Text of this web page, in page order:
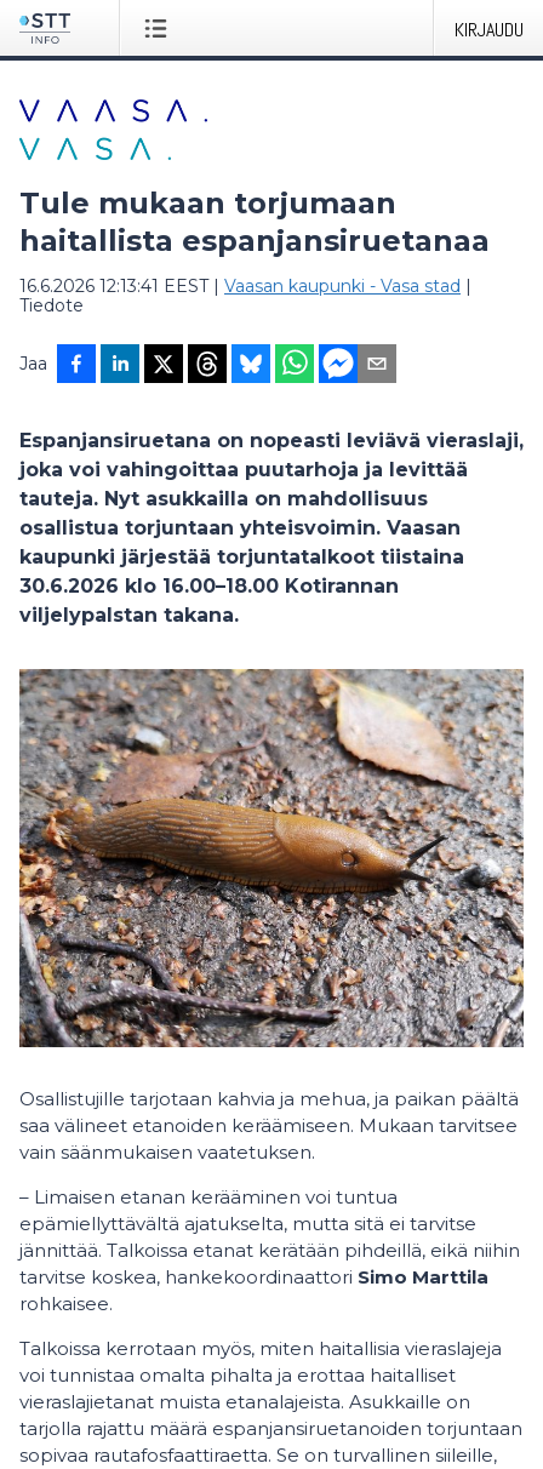
KIRJAUDU
Tule mukaan torjumaan
haitallista espanjansiruetanaa
16.6.2026 12:13:41 EEST| Vaasan kaupunki - Vasa stad |
Tiedote
Jaa
Espanjansiruetana on nopeasti leviävä vieraslaji,
joka voi vahingoittaa puutarhoja ja levittää
tauteja. Nyt asukkailla on mahdollisuus
osallistua torjuntaan yhteisvoimin. Vaasan
kaupunki järjestää torjuntatalkoot tiistaina
30.6.2026 klo 16.00–18.00 Kotirannan
viljelypalstan takana.
Osallistujille tarjotaan kahvia ja mehua, ja paikan päältä
saa välineet etanoiden keräämiseen. Mukaan tarvitsee
vain säänmukaisen vaatetuksen.
– Limaisen etanan kerääminen voi tuntua
epämiellyttävältä ajatukselta, mutta sitä ei tarvitse
jännittää. Talkoissa etanat kerätään pihdeillä, eikä niihin
tarvitse koskea, hankekoordinaattori Simo Marttila
rohkaisee.
Talkoissa kerrotaan myös, miten haitallisia vieraslajeja
voi tunnistaa omalta pihalta ja erottaa haitalliset
vieraslajietanat muista etanalajeista. Asukkaille on
tarjolla rajattu määrä espanjansiruetanoiden torjuntaan
sopivaa rautafosfaattiraetta. Se on turvallinen siileille,